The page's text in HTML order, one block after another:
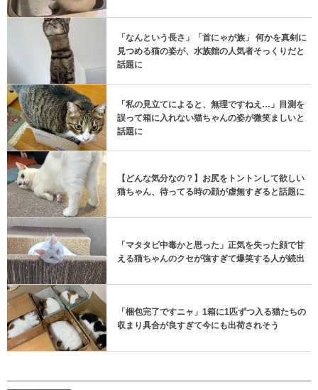
「なんという長さ」「首にゃが族」 何かを真剣に
見つめる猫の姿が、水族館の人気者そっくりだと
話題に
「私の見立てによると、無理ですねえ…」目測を
誤って箱に入れない猫ちゃんの姿が微笑ましいと
話題に
【どんな気分なの？】お尻をトントンして欲しい
猫ちゃん、待ってる時の顔が虚無すぎると話題に
「マタタビ中毒かと思った」正気を失った顔で甘
える猫ちゃんのクセが強すぎて爆笑する人が続出
「梱包完了ですニャ」1箱に1匹ずつ入る猫たちの
収まり具合が良すぎて今にも出荷されそう